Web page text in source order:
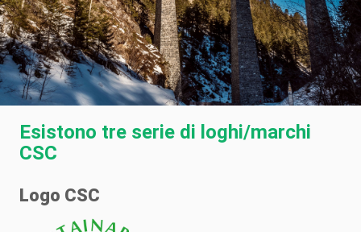
Esistono tre serie di loghi/marchi
CSC
Logo CSC